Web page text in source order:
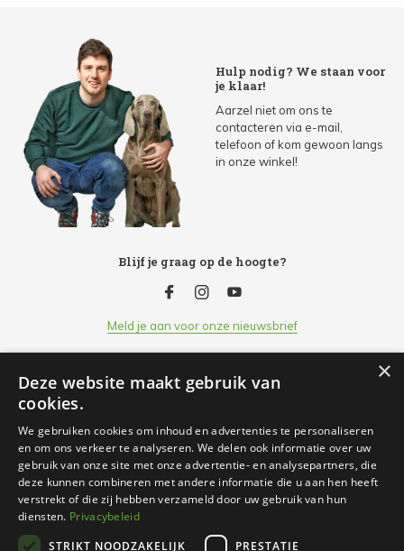
Hulp nodig? We staan voor
je klaar!
Aarzel niet om ons te
contacteren via e-mail,
telefoon of kom gewoon langs
in onze winkel!
Blijf je graag op de hoogte?
Meld je aan voor onze nieuwsbrief
Klantenservice
Openingsuren
Informatie
×
Deze website maakt gebruik van
cookies.
We gebruiken cookies om inhoud en advertenties te personaliseren
en om ons verkeer te analyseren. We delen ook informatie over uw
gebruik van onze site met onze advertentie- en analysepartners, die
deze kunnen combineren met andere informatie die u aan hen heeft
verstrekt of die zij hebben verzameld door uw gebruik van hun
diensten. Privacybeleid
STRIKT NOODZAKELIJK
PRESTATIE